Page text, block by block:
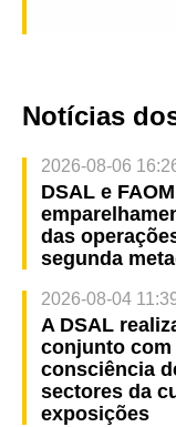
Notícias
2026-08-06
DSAL e
das
segunda
2026-08-04
A DSAL
conjunto com
consciência
sectores da
exposições